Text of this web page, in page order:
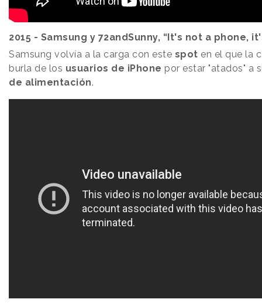
2015 - Samsung y 72andSunny, “It's not a phone,
Samsung volvía a la carga con este spot en el que la
burla de los usuarios de iPhone por estar "atados" a
de alimentación.